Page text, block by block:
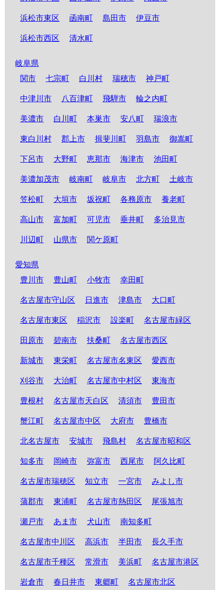
浜松市東区 函南町 島田市 伊豆市
浜松市西区 清水町
岐阜県
関市
七宗町 白川村 瑞穂市 神戸町
中津川市 八百津町 飛騨市 輪之内町
美濃市 白川町 本巣市 安八町 瑞浪市
東白川村 郡上市 揖斐川町 羽島市 御嵩町
下呂市 大野町 恵那市 海津市 池田町
美濃加茂市 岐南町 岐阜市 北方町 土岐市
笠松町 大垣市 坂祝町 各務原市 養老町
高山市 富加町 可児市 垂井町 多治見市
川辺町 山県市 関ケ原町
愛知県
豊川市
豊山町 小牧市 幸田町
名古屋市守山区 日進市 津島市 大口町
名古屋市東区 稲沢市 設楽町 名古屋市緑区
田原市 碧南市 扶桑町 名古屋市西区
新城市 東栄町 名古屋市名東区 愛西市
刈谷市 大治町 名古屋市中村区 東海市
豊根村 名古屋市天白区 清須市 豊田市
蟹江町 名古屋市中区 大府市 豊橋市
北名古屋市 安城市 飛島村 名古屋市昭和区
知多市 岡崎市 弥富市 西尾市 阿久比町
名古屋市瑞穂区 知立市 一宮市 みよし市
蒲郡市 東浦町 名古屋市熱田区 尾張旭市
瀬戸市 あま市 犬山市 南知多町
名古屋市中川区 高浜市 半田市 長久手市
名古屋市千種区 常滑市 美浜町 名古屋市港区
岩倉市 春日井市 東郷町 名古屋市北区